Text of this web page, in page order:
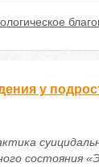
у
состояния